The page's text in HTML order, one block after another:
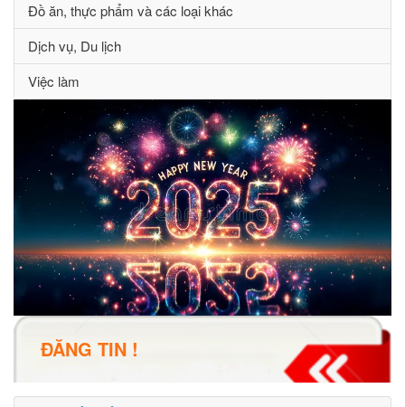
Đồ ăn, thực phẩm và các loại khác
Dịch vụ, Du lịch
Việc làm
ĐĂNG TIN !